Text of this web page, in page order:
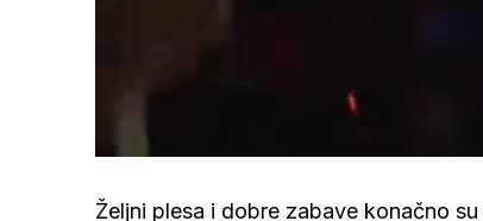
zvuk
Loaded
Željni plesa i dobre zabave konačno